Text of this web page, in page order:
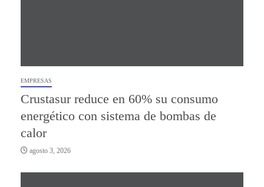
EMPRESAS
Crustasur reduce en 60% su consumo
energético con sistema de bombas de
calor
agosto 3, 2026